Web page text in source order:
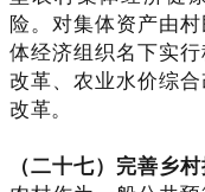
险。对集体资产由
体经济组织名下实
改革、农业水价综
改革。
（二十七）完善乡